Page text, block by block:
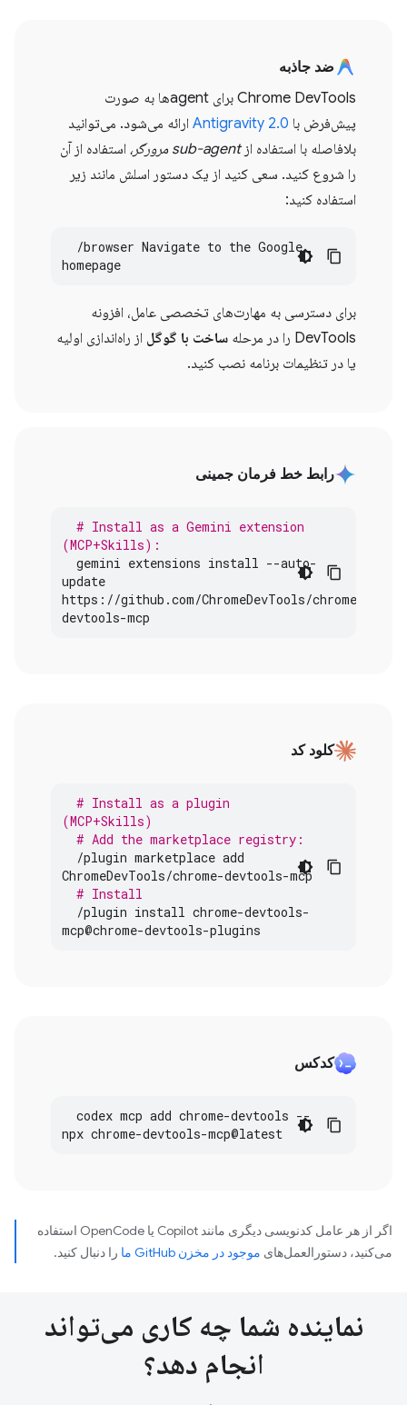
ضد جاذبه
Chrome DevTools برای agentها به صورت
پیش‌فرض با Antigravity 2.0 ارائه می‌شود. می‌توانید
بلافاصله با استفاده ازsub-agent مرورگر،
استفاده از آن
را شروع کنید. سعی کنید از یک دستور اسلش مانند زیر
استفاده کنید:
homepage
برای دسترسی به مهارت‌های تخصصی عامل، افزونه
DevTools را در مرحله
ساخت با گوگل از راه‌اندازی اولیه
یا در تنظیمات برنامه نصب کنید.
رابط خط فرمان جمینی
# Install as a Gemini extension
(MCP+Skills):
gemini extensions install --auto-
update
https : //github .com/ChromeDevTools/chrome
devtools-mcp
کلود کد
# Install as a plugin
(MCP+Skills)
# Add the marketplace registry:
/plugin marketplace add
ChromeDevTools/chrome-devtools-mcp
# Install
/plugin install chrome-devtools-
mcp@chrome-devtools-plugins
کدکس
codex mcp add chrome-devtools --
npx chrome-devtools-mcp@latest
اگر از هر عامل کدنویسی دیگری مانند Copilot یا OpenCode استفاده
می‌کنید، دستورالعمل‌های موجود در مخزن GitHub ما را دنبال کنید.
نماینده شما چه کاری می‌تواند
انجام دهد؟